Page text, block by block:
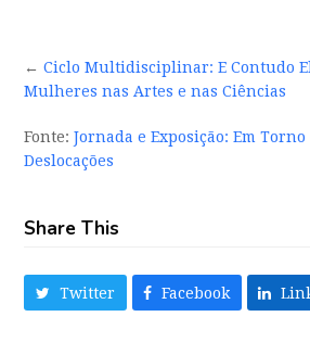
←Ciclo Multidisciplinar: E Contudo
Mulheres nas Artes e nas Ciências
Fonte:Jornada e Exposição: Em
Deslocações
Share This
Twitter Facebook